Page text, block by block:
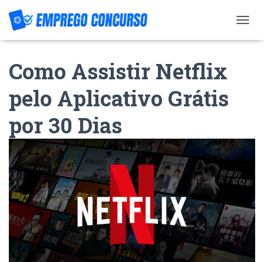
O
G
O
Como Assistir Netflix
pelo Aplicativo Grátis
por 30 Dias